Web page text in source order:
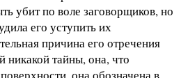
убит по воле заговорщиков, но
его уступить их
причина его отречения
никакой тайны, она, что